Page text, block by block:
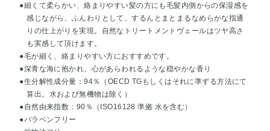
●細くて柔らかい、絡まりやすい髪の方にも毛髪内側からの保湿感を
感じながら、ふんわりとして、するんとまとまるなめらかな指通
りの仕上がりを実現。自然なトリートメントヴェールはツヤ高さ
も実感して頂けます。
●毛が細く、絡まりやすい方におすすめです。
●深青な海に抱かれ、心があらわれるような穏やかな香り
●生分解性成分量：94％（OECD TGもしくはそれに準ずる方法にて
算出。水および無機物は除く）
●自然由来指数：90％（ISO16128 準拠 水を含む）
●パラベンフリー